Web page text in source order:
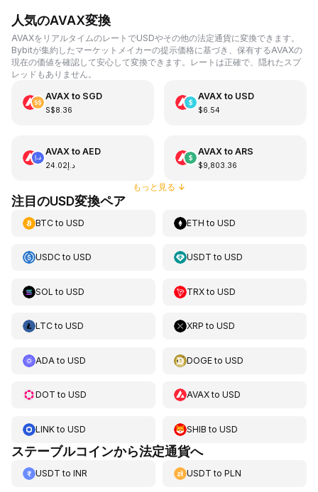
人気のAVAX変換
AVAXをリアルタイムのレートでUSDやその他の法定通貨に変換できます。
Bybitが集約したマーケットメイカーの提示価格に基づき、保有するAVAXの
現在の価値を確認して安心して変換できます。レートは正確で、隠れたスプ
レッドもありません。
AVAX to SGD
S$8.36
AVAX to USD
$6.54
AVAX to AED
د.إ24.02
AVAX to ARS
$9,803.36
もっと見る ↓
注目のUSD変換ペア
BTCto USD ETH toUSD
USDCto USD USDT toUSD
SOL to USD TRXtoUSD
LTCto USD XRP toUSD
ADA to USD DOGEtoUSD
DOT to USD AVAXtoUSD
LINKto USD SHIB toUSD
ステーブルコインから法定通貨へ
USDT to INR USDT toPLN